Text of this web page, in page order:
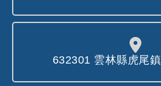
632301 雲林縣虎尾